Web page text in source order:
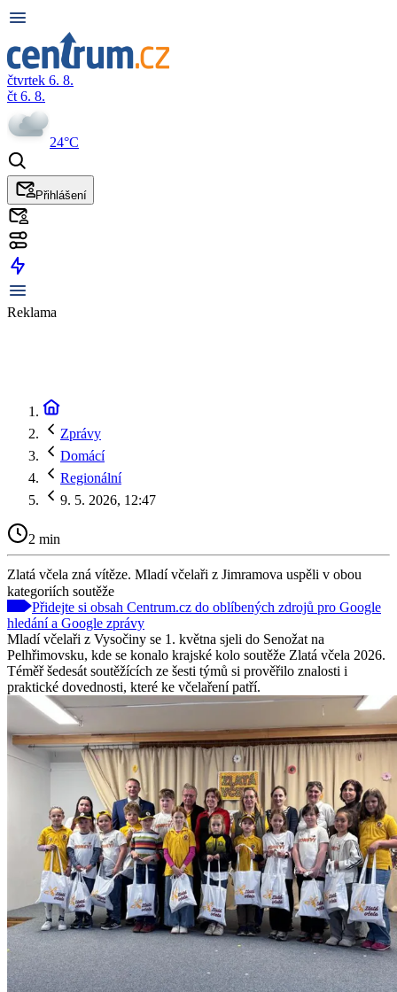
čtvrtek 6. 8.
čt 6. 8.
24°C
Přihlášení
Reklama
Zprávy
Domácí
Regionální
9. 5. 2026, 12:47
2 min
Zlatá včela zná vítěze. Mladí včelaři z Jimramova uspěli v obou
kategoriích soutěže
Přidejte si obsah Centrum.cz do oblíbených zdrojů pro Google
hledání a Google zprávy
Mladí včelaři z Vysočiny se 1. května sjeli do Senožat na
Pelhřimovsku, kde se konalo krajské kolo soutěže Zlatá včela 2026.
Téměř šedesát soutěžících ze šesti týmů si prověřilo znalosti i
praktické dovednosti, které ke včelaření patří.